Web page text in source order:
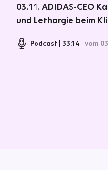
03.11. ADIDAS-CEO
und Lethargie beim
Podcast 33:14 vom